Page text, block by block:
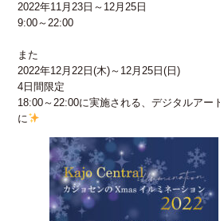
2022年11月23日～12月25日
9:00～22:00
また
2022年12月22日(木)～12月25日(日)
4日間限定
18:00～22:00に実施される、デジタルアー
に